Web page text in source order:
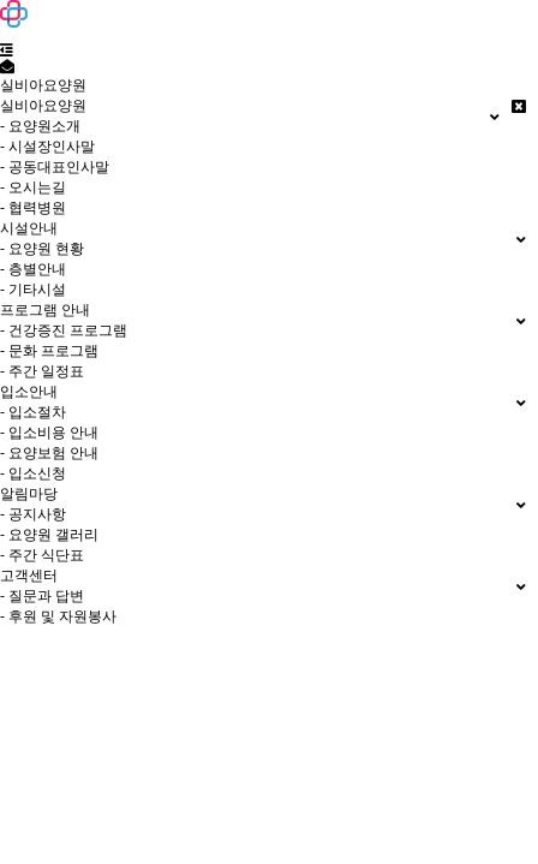
실비아요양원
실비아요양원
- 요양원소개
- 시설장인사말
- 공동대표인사말
- 오시는길
- 협력병원
시설안내
- 요양원 현황
- 층별안내
- 기타시설
프로그램 안내
- 건강증진 프로그램
- 문화 프로그램
- 주간 일정표
입소안내
- 입소절차
- 입소비용 안내
- 요양보험 안내
- 입소신청
알림마당
- 공지사항
- 요양원 갤러리
- 주간 식단표
고객센터
- 질문과 답변
- 후원 및 자원봉사